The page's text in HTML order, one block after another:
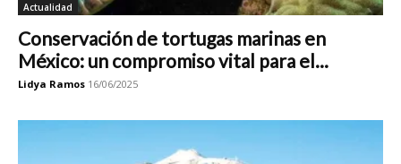
Actualidad
Conservación de tortugas marinas en
México: un compromiso vital para el...
Lidya Ramos 16/06/2025